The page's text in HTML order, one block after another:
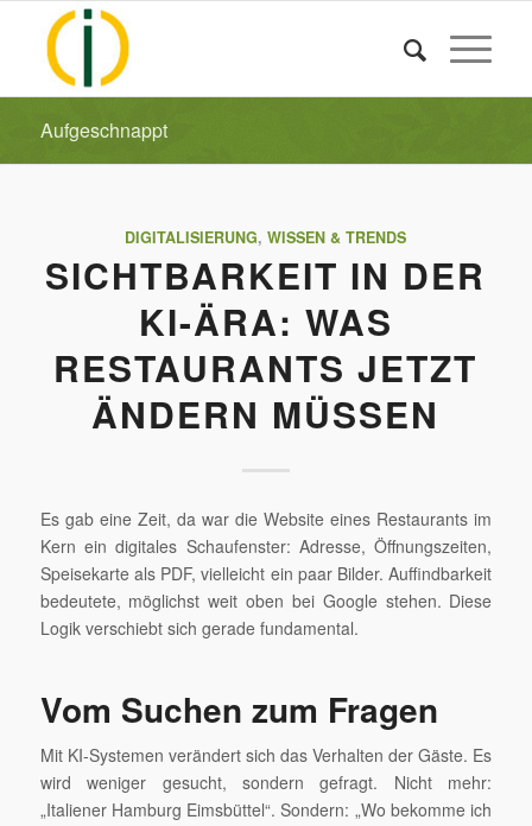
Aufgeschnappt
DIGITALISIERUNG,WISSEN & TRENDS
SICHTBARKEIT IN DER
KI-ÄRA: WAS
RESTAURANTS JETZT
ÄNDERN MÜSSEN
Es gab eine Zeit, da war die Website eines Restaurants im
Kern ein digitales Schaufenster: Adresse, Öffnungszeiten,
Speisekarte als PDF, vielleicht ein paar Bilder. Auffindbarkeit
bedeutete, möglichst weit oben bei Google stehen. Diese
Logik verschiebt sich gerade fundamental.
Vom Suchen zum Fragen
Mit KI-Systemen verändert sich das Verhalten der Gäste. Es
wird weniger gesucht, sondern gefragt. Nicht mehr:
„Italiener Hamburg Eimsbüttel“. Sondern: „Wo bekomme ich